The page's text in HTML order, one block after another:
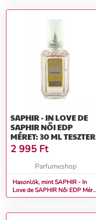
SAPHIR - IN LOVE DE
SAPHIR NŐI EDP
MÉRET: 30 ML TESZTER
2 995 Ft
Parfumeshop
Hasonlók, mint SAPHIR - In
Love de SAPHIR Női EDP Méret:
30 ml teszter